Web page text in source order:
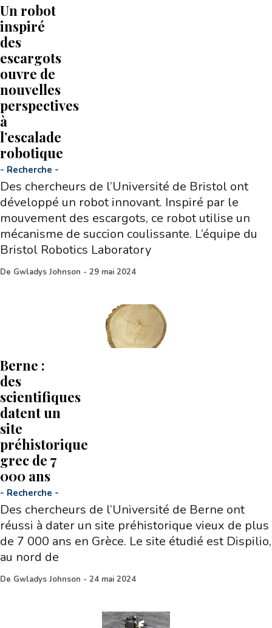
Un robot
inspiré
des
escargots
ouvre de
nouvelles
perspectives
à
l’escalade
robotique
- Recherche -
Des chercheurs de l’Université de Bristol ont
développé un robot innovant. Inspiré par le
mouvement des escargots, ce robot utilise un
mécanisme de succion coulissante. L’équipe du
Bristol Robotics Laboratory
De Gwladys Johnson - 29 mai 2024
Berne :
des
scientifiques
datent un
site
préhistorique
grec de 7
000 ans
- Recherche -
Des chercheurs de l’Université de Berne ont
réussi à dater un site préhistorique vieux de plus
de 7 000 ans en Grèce. Le site étudié est Dispilio,
au nord de
De Gwladys Johnson - 24 mai 2024